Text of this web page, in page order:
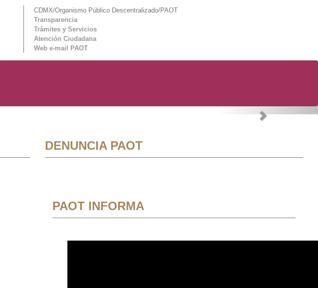
CDMX/Organismo Público Descentralizado/PAOT
Transparencia
Trámites y Servicios
Atención Ciudadana
Web e-mail PAOT
Next
DENUNCIA PAOT
PAOT INFORMA